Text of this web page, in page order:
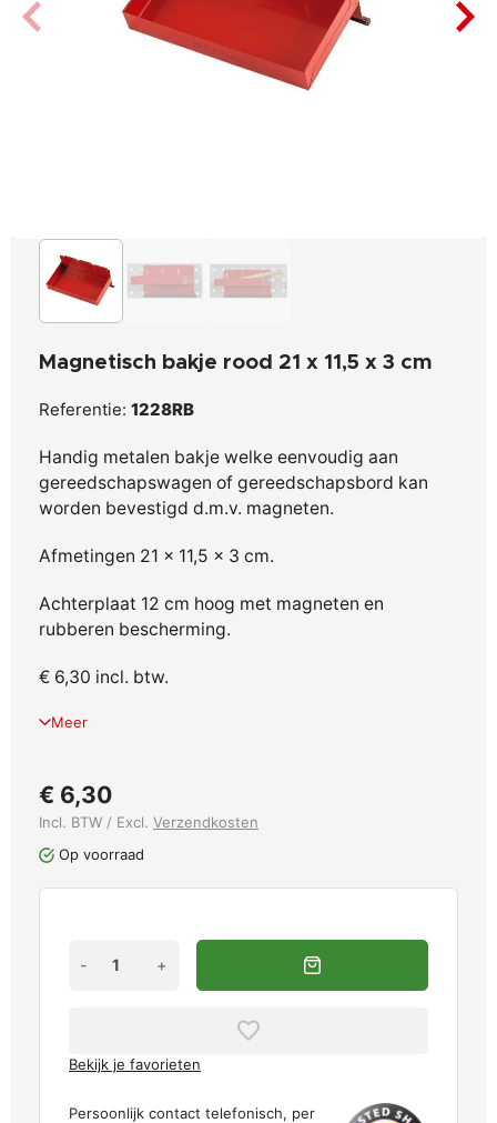
Magnetisch bakje rood 21 x 11,5 x 3 cm
Referentie: 1228RB
Handig metalen bakje welke eenvoudig aan
gereedschapswagen of gereedschapsbord kan
worden bevestigd d.m.v. magneten.
Afmetingen 21 x 11,5 x 3 cm.
Achterplaat 12 cm hoog met magneten en
rubberen bescherming.
€ 6,30 incl. btw.
Meer
€ 6,30
Incl. BTW / Excl. Verzendkosten
Op voorraad
- +
Bekijk je favorieten
Persoonlijk contact telefonisch, per